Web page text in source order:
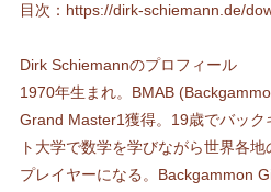
目次： https://dirk-schiemann.de/
Dirk Schiemannのプロフィール
1970年生まれ。BMAB
Grand Master1獲得。19歳でバック
ト大学で数学を学びながら世界各
プレイヤーになる。Backgammon